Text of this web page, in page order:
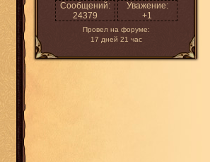
Сообщений:
24379
Уважение:
+1
Провел на форуме:
17 дней 21 час